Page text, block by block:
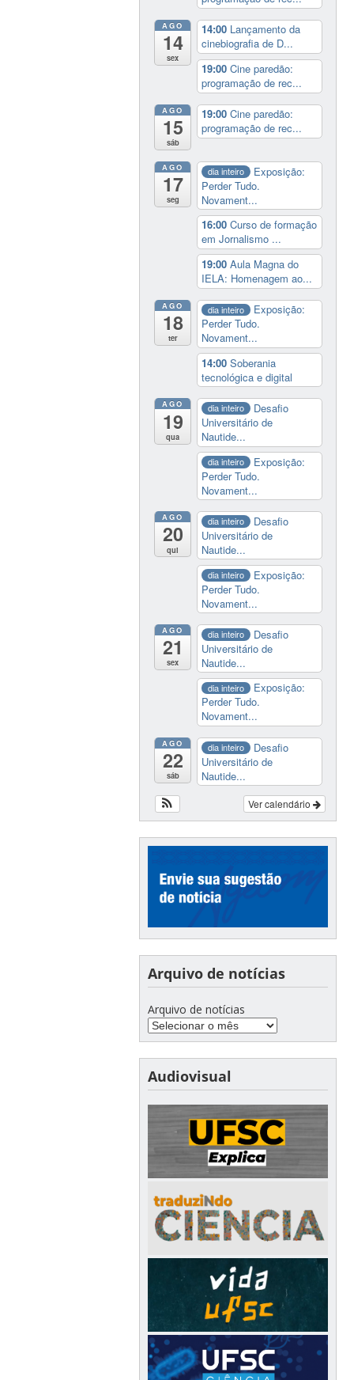
AGO
14
sex
14:00 Lançamento da
cinebiografia de D...
19:00Cine paredão:
programação de rec...
AGO
15
sáb
19:00Cine paredão:
programação de rec...
AGO
17
seg
dia inteiro
Exposição:
Perder Tudo.
Novament...
16:00Curso de formação
em Jornalismo ...
19:00Aula Magna do
IELA: Homenagem ao...
AGO
18
ter
dia inteiro
Exposição:
Perder Tudo.
Novament...
14:00Soberania
tecnológica e digital
AGO
19
qua
dia inteiro
Desafio
Universitário de
Nautide...
dia inteiro
Exposição:
Perder Tudo.
Novament...
AGO
20
qui
dia inteiro
Desafio
Universitário de
Nautide...
dia inteiro
Exposição:
Perder Tudo.
Novament...
AGO
21
sex
dia inteiro
Desafio
Universitário de
Nautide...
dia inteiro
Exposição:
Perder Tudo.
Novament...
AGO
22
sáb
dia inteiro
Desafio
Universitário de
Nautide...
Ver calendário
Arquivo de notícias
Arquivo de notícias
Audiovisual